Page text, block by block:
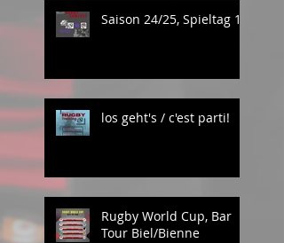
Saison 24/25, Spieltag 1
los geht's / c'est parti!
Rugby World Cup, Bar
Tour Biel/Bienne